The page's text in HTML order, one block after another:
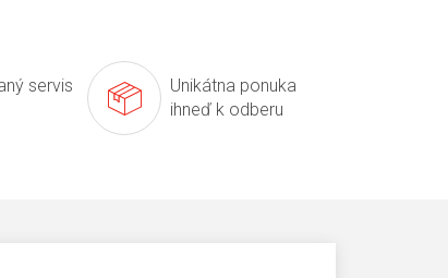
servis
Unikátna ponuka
ihneď k odberu